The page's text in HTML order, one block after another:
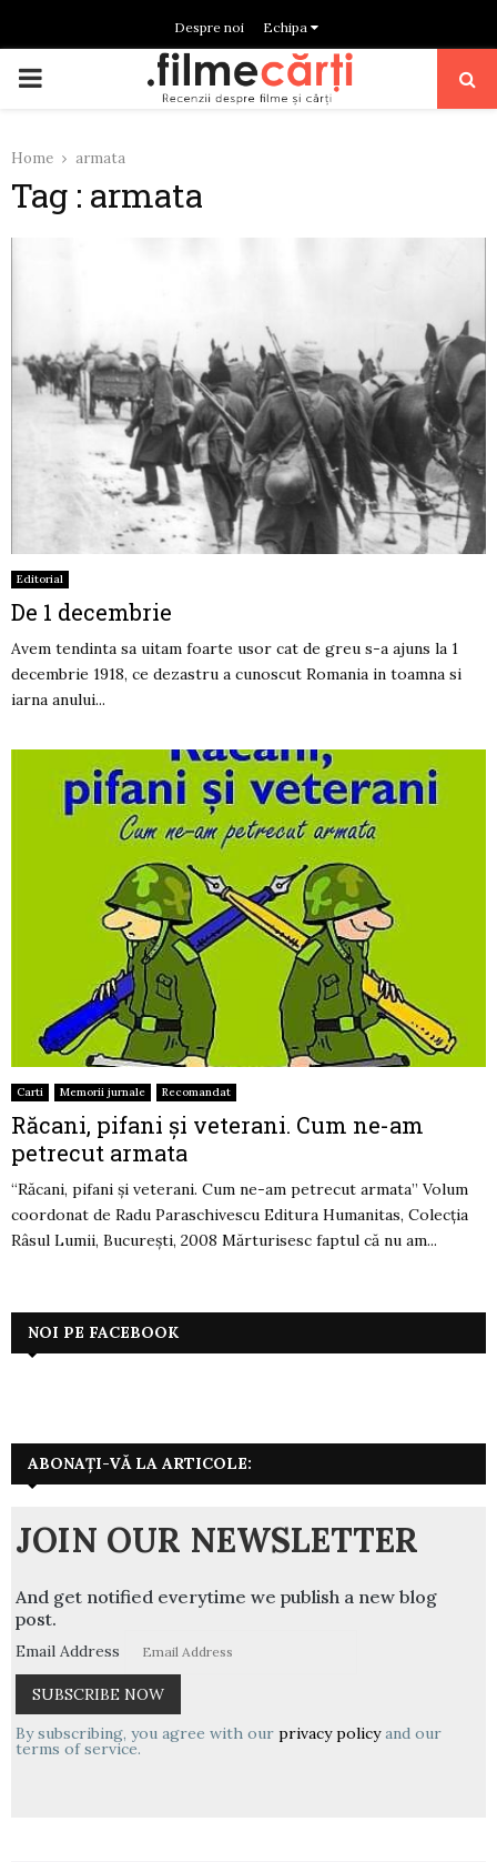
Despre noi Echipa
PRIMARY
Home armata
Tag : armata
Editorial
De 1 decembrie
Avem tendinta sa uitam foarte usor cat de greu s-a ajuns la 1
decembrie 1918, ce dezastru a cunoscut Romania in toamna si
iarna anului...
Carti Memorii jurnale Recomandat
Răcani, pifani şi veterani. Cum ne-am
petrecut armata
“Răcani, pifani şi veterani. Cum ne-am petrecut armata” Volum
coordonat de Radu Paraschivescu Editura Humanitas, Colecţia
Râsul Lumii, Bucureşti, 2008 Mărturisesc faptul că nu am...
NOI PE FACEBOOK
ABONAȚI-VĂ LA ARTICOLE:
JOIN OUR NEWSLETTER
And get notified everytime we publish a new blog
post.
Email Address
By subscribing, you agree with our privacy policyand our
terms of service.